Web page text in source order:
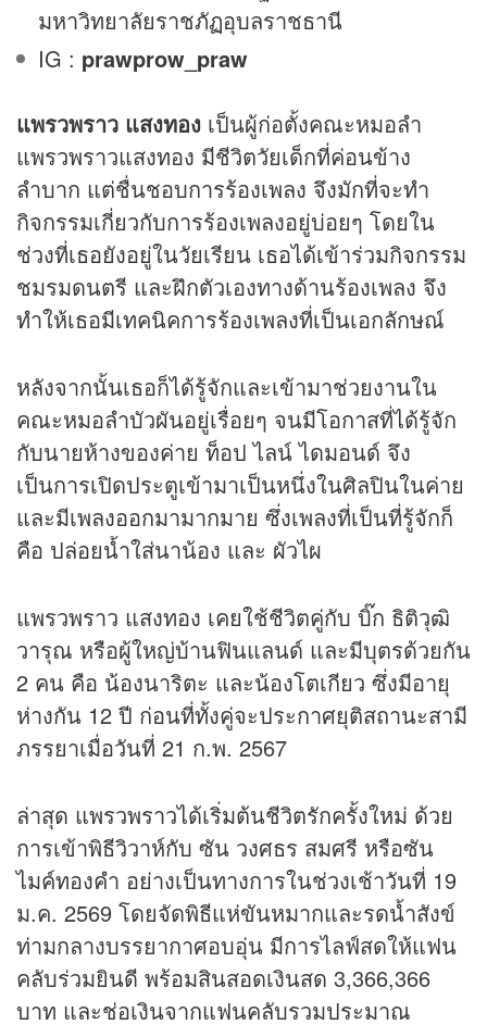
มหาวิทยาลัยราชภัฏอุบลราชธานี
IG : prawprow_praw
แพรวพราว แสงทอง เป็นผู้ก่อตั้งคณะหมอลำ
แพรวพราวแสงทอง มีชีวิตวัยเด็กที่ค่อนข้าง
ลำบาก แต่ชื่นชอบการร้องเพลง จึงมักที่จะทำ
กิจกรรมเกี่ยวกับการร้องเพลงอยู่บ่อยๆ โดยใน
ช่วงที่เธอยังอยู่ในวัยเรียน เธอได้เข้าร่วมกิจกรรม
ชมรมดนตรี และฝึกตัวเองทางด้านร้องเพลง จึง
ทำให้เธอมีเทคนิคการร้องเพลงที่เป็นเอกลักษณ์
หลังจากนั้นเธอก็ได้รู้จักและเข้ามาช่วยงานใน
คณะหมอลำบัวผันอยู่เรื่อยๆ จนมีโอกาสที่ได้รู้จัก
กับนายห้างของค่าย ท็อป ไลน์ ไดมอนด์ จึง
เป็นการเปิดประตูเข้ามาเป็นหนึ่งในศิลปินในค่าย
และมีเพลงออกมามากมาย ซึ่งเพลงที่เป็นที่รู้จักก็
คือ ปล่อยน้ำใส่นาน้อง และ ผัวไผ
แพรวพราว แสงทอง เคยใช้ชีวิตคู่กับ บิ๊ก ธิติวุฒิ
วารุณ หรือผู้ใหญ่บ้านฟินแลนด์ และมีบุตรด้วยกัน
2 คน คือ น้องนาริตะ และน้องโตเกียว ซึ่งมีอายุ
ห่างกัน 12 ปี ก่อนที่ทั้งคู่จะประกาศยุติสถานะสามี
ภรรยาเมื่อวันที่ 21 ก.พ. 2567
ล่าสุด แพรวพราวได้เริ่มต้นชีวิตรักครั้งใหม่ ด้วย
การเข้าพิธีวิวาห์กับ ซัน วงศธร สมศรี หรือซัน
ไมค์ทองคำ อย่างเป็นทางการในช่วงเช้าวันที่ 19
ม.ค. 2569 โดยจัดพิธีแห่ขันหมากและรดน้ำสังข์
ท่ามกลางบรรยากาศอบอุ่น มีการไลฟ์สดให้แฟน
คลับร่วมยินดี พร้อมสินสอดเงินสด 3,366,366
บาท และช่อเงินจากแฟนคลับรวมประมาณ